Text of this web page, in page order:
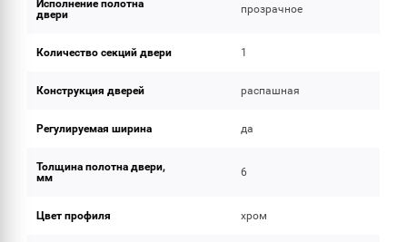
Исполнение полотна
двери
прозрачное
Количество секций двери 1
Конструкция дверей распашная
Регулируемая ширина да
Толщина полотна двери,
мм
6
Цвет профиля хром